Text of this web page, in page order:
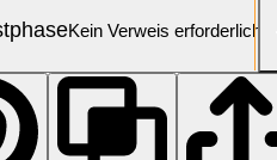
Kein Verweis erforderlich